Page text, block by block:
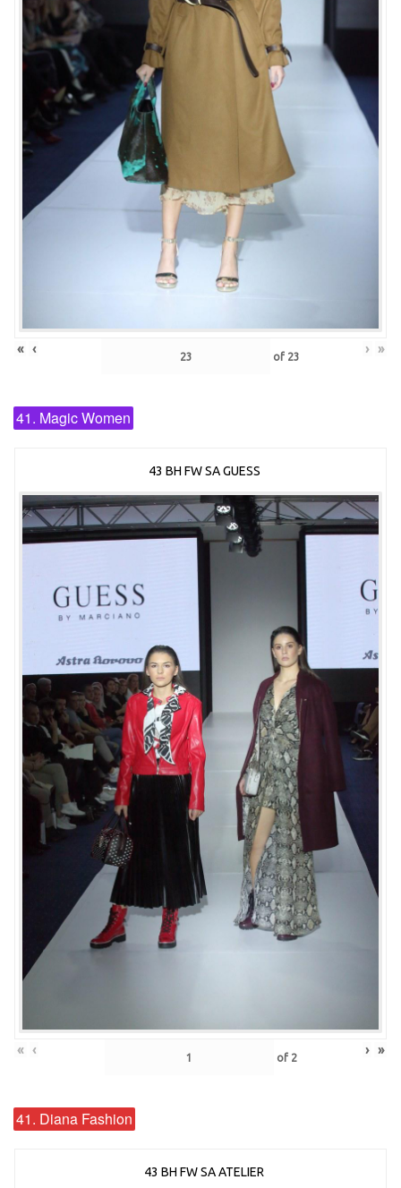
« ‹ of 23 › »
41. Magic Women
43 BH FW SA GUESS
« ‹ of 2 › »
41. Diana Fashion
43 BH FW SA ATELIER